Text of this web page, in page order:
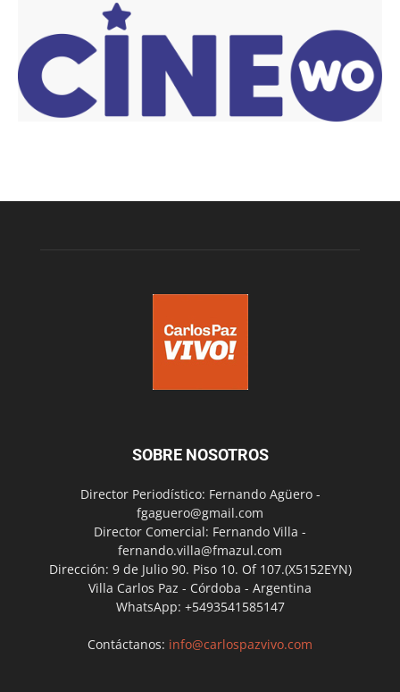
SOBRE NOSOTROS
Director Periodístico: Fernando Agüero -
fgaguero@gmail.com
Director Comercial: Fernando Villa -
fernando.villa@fmazul.com
Dirección: 9 de Julio 90. Piso 10. Of 107.(X5152EYN)
Villa Carlos Paz - Córdoba - Argentina
WhatsApp: +5493541585147
Contáctanos: info@carlospazvivo.com